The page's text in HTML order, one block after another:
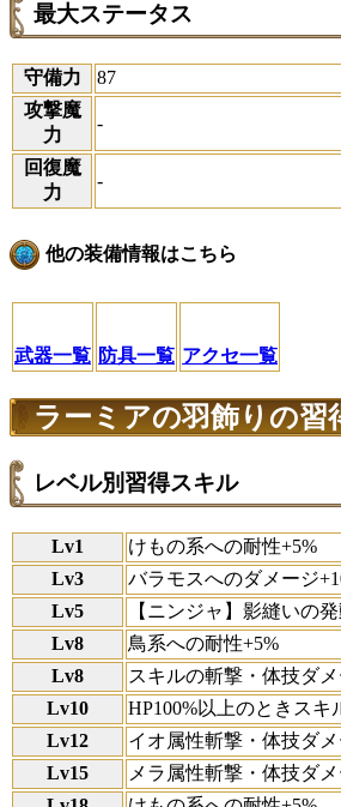
最大ステータス
守備力
87
攻撃魔
力
-
回復魔
力
-
他の装備情報はこちら
武器一覧 防具一覧 アクセ一覧
ラーミアの羽飾りの習
レベル別習得スキル
Lv1
けもの系への耐性+5%
Lv3
バラモスへのダメージ
Lv5
【ニンジャ】影縫いの
Lv8
鳥系への耐性+5%
Lv8
スキルの斬撃・体技ダ
Lv10
HP100%以上のときスキ
Lv12
イオ属性斬撃・体技ダ
Lv15
メラ属性斬撃・体技ダ